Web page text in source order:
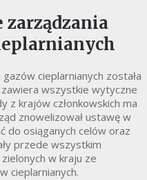
zarządzania
cieplarnianych została
wszystkie wytyczne
z krajów członkowskich ma
znowelizował ustawę w
do osiąganych celów oraz
przede wszystkim
w kraju ze
cieplarnianych.